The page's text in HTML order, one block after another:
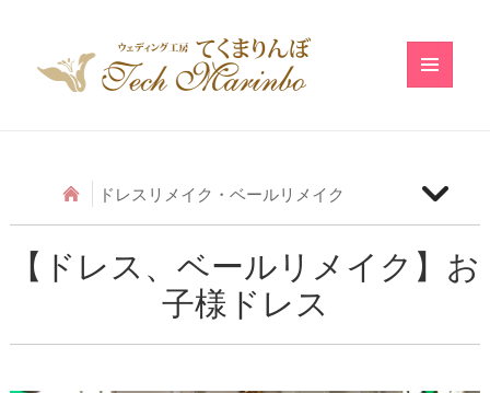
ドレスリメイク・ベールリメイク
【ドレスリメイク】アシメトリーフリルのベビード
【ドレス、ベールリメイク】お
子様ドレス